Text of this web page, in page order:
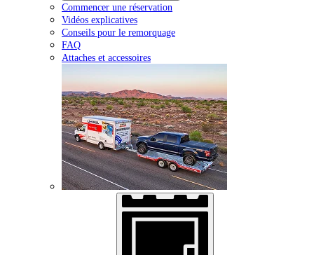
Commencer une réservation
Vidéos explicatives
Conseils pour le remorquage
FAQ
Attaches et accessoires